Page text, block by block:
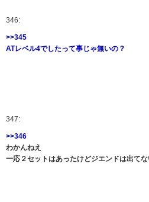
346:
>>345
ATレベル4でしたって事じゃ無いの？
347:
>>346
わかんねえ
一応２セットはあったけどジエンドは出てな